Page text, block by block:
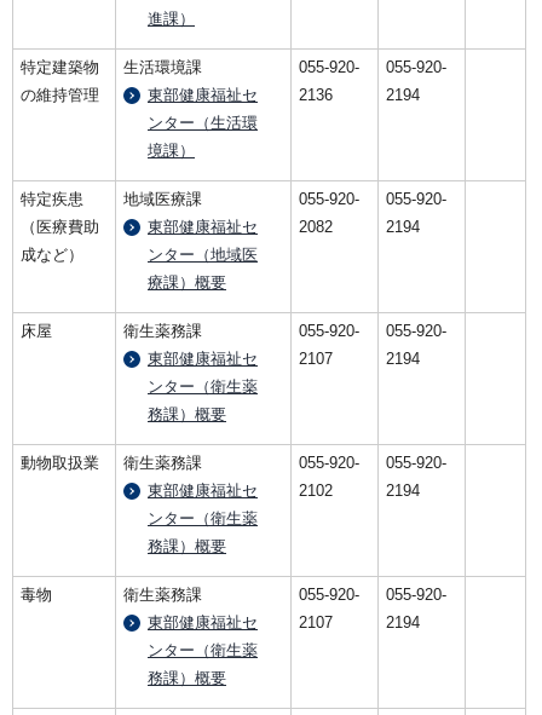
進課）
特定建築物
の維持管理
生活環境課
東部健康福祉セ
ンター（生活環
境課）
055-920-
2136
055-920-
2194
特定疾患
（医療費助
成など）
地域医療課
東部健康福祉セ
ンター（地域医
療課）概要
055-920-
2082
055-920-
2194
床屋
衛生薬務課
東部健康福祉セ
ンター（衛生薬
務課）概要
055-920-
2107
055-920-
2194
動物取扱業
衛生薬務課
東部健康福祉セ
ンター（衛生薬
務課）概要
055-920-
2102
055-920-
2194
毒物
衛生薬務課
東部健康福祉セ
ンター（衛生薬
務課）概要
055-920-
2107
055-920-
2194